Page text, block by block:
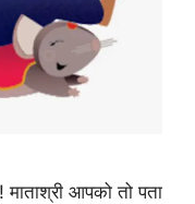
आपको तो पता